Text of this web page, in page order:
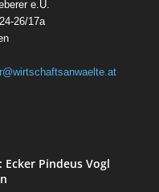
e.U.
26/17a
Ecker Pindeus Vogl